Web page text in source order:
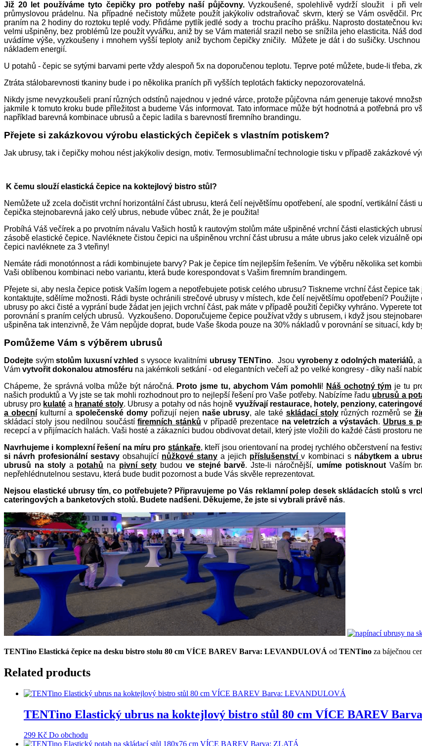
Již 20 let používáme tyto čepičky pro potřeby naší půjčovny.Vyzkoušené, spolehlivě vydrží sloužit i při
průmyslovou prádelnu. Na případné nečistoty můžete použít jakýkoliv odstraňovač skvrn, který se Vám osvědčil.
praním na 2 hodiny do roztoku teplé vody. Přidáme pytlík jedlé sody a trochu pracího prášku. Naprosto dostatečnou
velmi ušpiněny, bez problémů lze použít vyvářku, aniž by se Vám materiál srazil nebo se snížila jeho elasticita. Náš
uvádíme výše, vyzkoušeny i mnohem vyšší teploty aniž bychom čepičky zničily. Můžete je dát i do sušičky.
nákladem energií.
U potahů - čepic se sytými barvami perte vždy alespoň 5x na doporučenou teplotu. Teprve poté můžete, bude-li třeba,
Ztráta stálobarevnosti tkaniny bude i po několika praních při vyšších teplotách fakticky nepozorovatelná.
Nikdy jsme nevyzkoušeli praní různých odstínů najednou v jedné várce, protože půjčovna nám generuje takové
jakmile k tomuto kroku bude příležitost a budeme Vás informovat. Tato informace může být hodnotná a potřebná pro
například barevná kombinace ubrusů a čepic ladila s barevností firemního brandingu.
Přejete si zakázkovou výrobu elastických čepiček s vlastním potiskem?
Jak ubrusy, tak i čepičky mohou nést jakýkoliv design, motiv. Termosublimační technologie tisku v případě zakázkové
K čemu slouží elastická čepice na koktejlový bistro stůl?
Nemůžete už zcela dočistit vrchní horizontální část ubrusu, která čelí největšímu opotřebení, ale spodní, vertikální
čepička stejnobarevná jako celý ubrus, nebude vůbec znát, že je použita!
Probíhá Váš večírek a po prvotním návalu Vašich hostů k rautovým stolům máte ušpiněné vrchní části elastických
zásobě elastické čepice. Navléknete čistou čepici na ušpiněnou vrchní část ubrusu a máte ubrus jako celek vizuálně
čepici navléknete za 3 vteřiny!
Nemáte rádi monotónnost a rádi kombinujete barvy? Pak je čepice tím nejlepším řešením. Ve výběru několika set
Vaši oblíbenou kombinaci nebo variantu, která bude korespondovat s Vašim firemním brandingem.
Přejete si, aby nesla čepice potisk Vaším logem a nepotřebujete potisk celého ubrusu? Tiskneme vrchní část čepice
kontaktujte, sdělíme možnosti. Rádi byste ochránili strečové ubrusy v místech, kde čelí největšímu opotřebení?
ubrusy po akci čisté a vyprání bude žádat jen jejich vrchní část, pak máte v případě použití čepičky vyhráno. Vyperete
porovnání s praním celých ubrusů. Vyzkoušeno. Doporučujeme čepice používat vždy s ubrusem, i když jsou
ušpiněna tak intenzivně, že Vám nepůjde doprat, bude Vaše škoda pouze na 30% nákladů v porovnání se situací, kdy
Pomůžeme Vám s výběrem ubrusů
Dodejte svýmstolům luxusní vzhled s vysoce kvalitními ubrusy TENTino. Jsou vyrobeny z odolných materiálů,
Vám vytvořit dokonalou atmosféru na jakémkoli setkání - od elegantních večeří až po velké kongresy - díky naší
Chápeme, že správná volba může být náročná. Proto jsme tu, abychom Vám pomohli! Náš ochotný tým je tu
našich produktů a Vy jste se tak mohli rozhodnout pro to nejlepší řešení pro Vaše potřeby. Nabízíme řadu ubrusů a
ubrusy pro kulaté a hranaté stoly. Ubrusy a potahy od nás hojně využívají restaurace, hotely, penziony,
a obecníkulturní aspolečenské domy pořizují nejen naše ubrusy, ale také skládací stolyrůzných rozměrů se
skládací stoly jsou nedílnou součástífiremních stánků v případě prezentace na veletrzích a výstavách. Ubrus s
recepcí a v přijímacích halách. Vaši hosté a zákazníci budou obdivovat detail, který jste vložili do každé části prostoru
Navrhujeme i komplexní řešení na míru pro stánkaře, kteří jsou orientovaní na prodej rychlého občerstvení na
si návrh profesionální sestavy obsahující nůžkové stany a jejich příslušenství v kombinaci s nábytkem a
ubrusů na stolya potahů na pivní setybudou ve stejné barvě. Jste-li náročnější, umíme potisknoutVaším
nepřehlédnutelnou sestavu, která bude budit pozornost a bude Vás skvěle reprezentovat.
Nejsou elastické ubrusy tím, co potřebujete? Připravujeme po Vás reklamní polep desek skládacích stolů s
cateringových a banketových stolů. Budete nadšeni. Děkujeme, že jste si vybrali právě nás.
TENTino Elastická čepice na desku bistro stolu 80 cm VÍCE BAREV Barva: LEVANDULOVÁ od TENTino za báječnou
Related products
TENTino Elastický ubrus na koktejlový bistro stůl 80 cm VÍCE BAREV
299 Kč Do obchodu